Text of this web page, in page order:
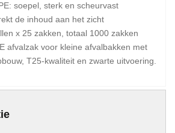
soepel, sterk en scheurvast
de inhoud aan het zicht
x 25 zakken, totaal 1000 zakken
afvalzak voor kleine afvalbakken met
T25-kwaliteit en zwarte uitvoering.